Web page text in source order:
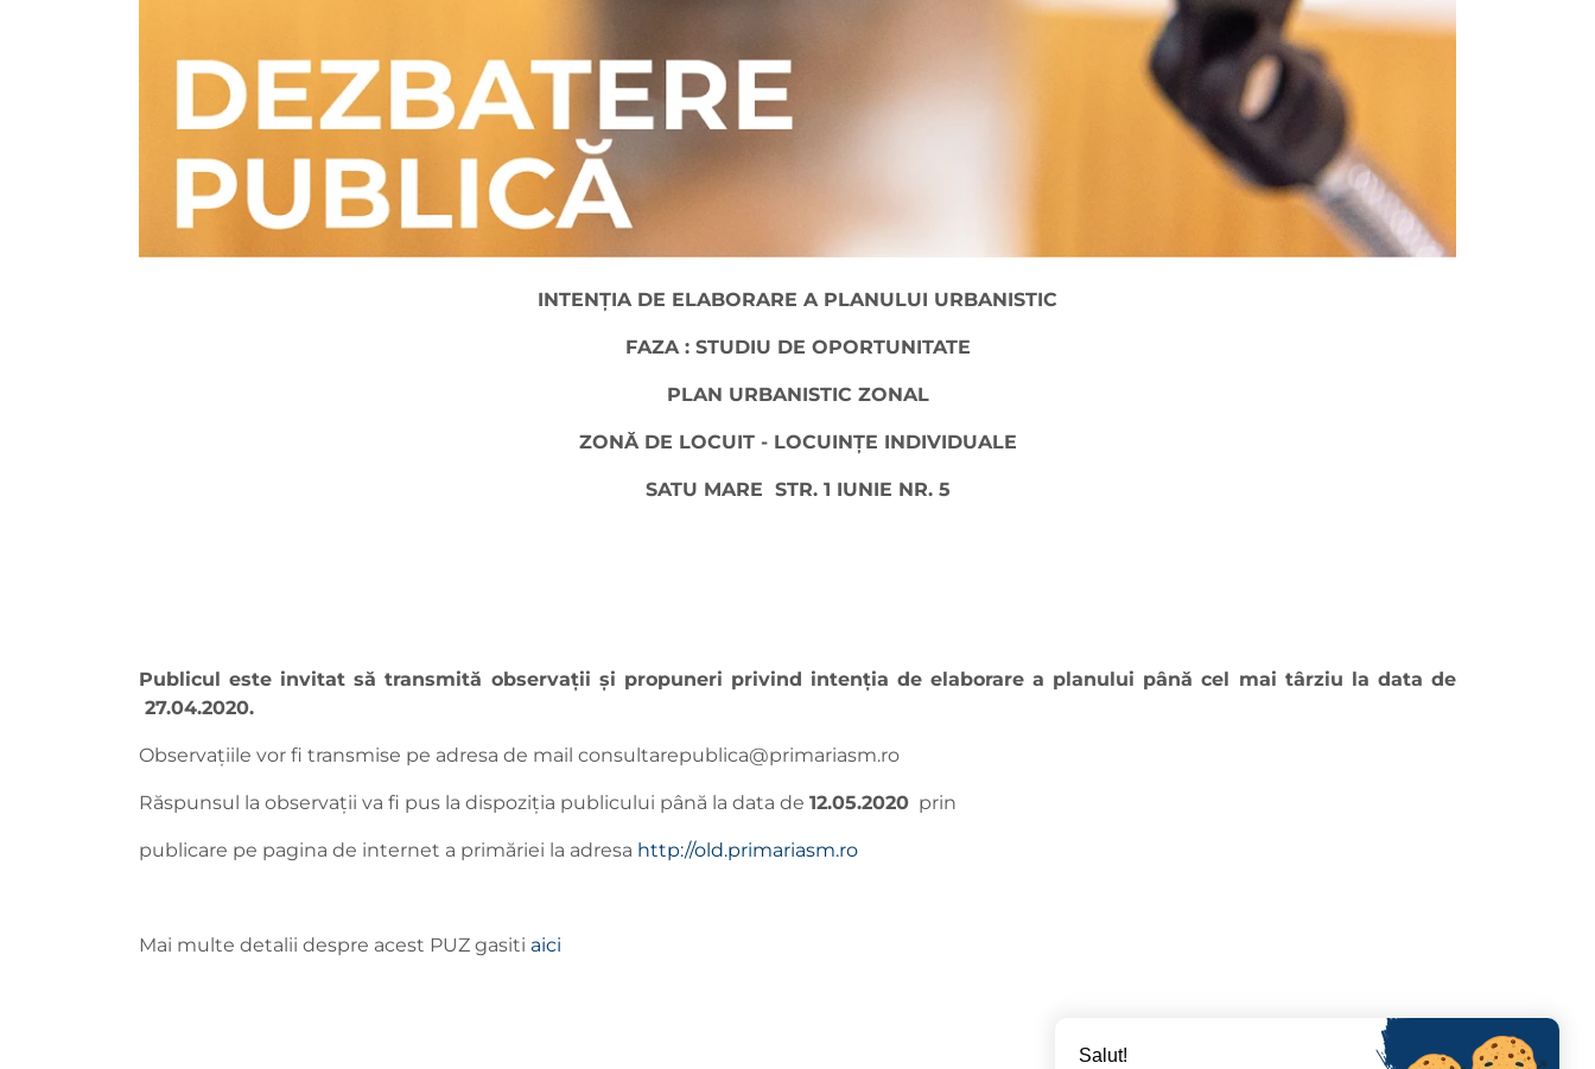
INTENŢIA DE ELABORARE A PLANULUI URBANISTIC
FAZA : STUDIU DE OPORTUNITATE
PLAN URBANISTIC ZONAL
ZONĂ DE LOCUIT - LOCUINȚE INDIVIDUALE
SATU MARE STR. 1 IUNIE NR. 5
Publicul este invitat să transmită observaţii şi propuneri privind intenţia de elaborare a planului până cel mai târziu la data de
27.04.2020.
Observaţiile vor fi transmise pe adresa de mail consultarepublica@primariasm.ro
Răspunsul la observaţii va fi pus la dispoziţia publicului până la data de 12.05.2020 prin
publicare pe pagina de internet a primăriei la adresa http://old.primariasm.ro
Mai multe detalii despre acest PUZ gasiti aici
Salut!